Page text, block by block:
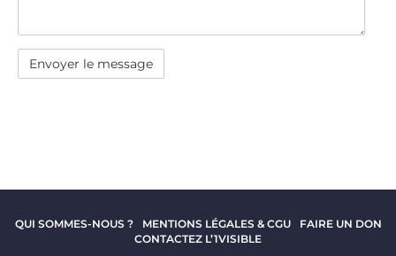
QUI SOMMES-NOUS ? MENTIONS LÉGALES & CGU
FAIRE UN DON
CONTACTEZ L’1VISIBLE